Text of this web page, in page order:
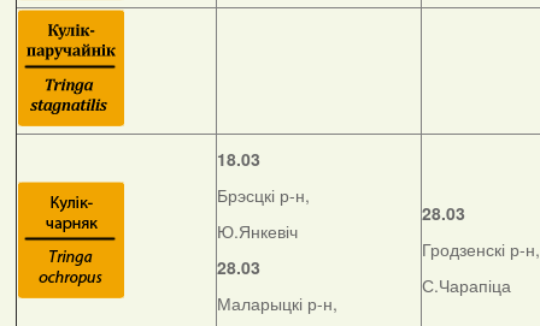
18.03
Брэсцкі р-н,
Ю.Янкевіч
28.03
Маларыцкі р-н,
28.03
Гродзенскі р-н,
С.Чарапіца